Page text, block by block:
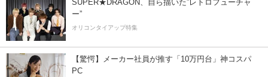
SUPER★DRAGON、自ら描いた”レトロフューチャ
ー”
オリコンタイアップ特集
【驚愕】メーカー社員が推す「10万円台」神コスパ
PC